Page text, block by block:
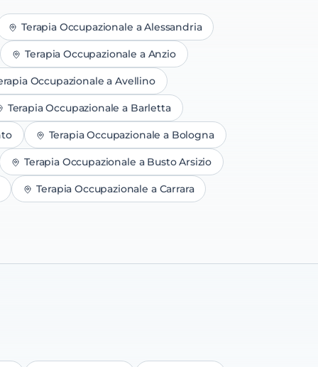
Terapia Occupazionale aAlessandria
Terapia Occupazionale a Anzio
Occupazionale a Avellino
Terapia Occupazionale a Barletta
Terapia Occupazionale a Bologna
Terapia Occupazionale a Busto Arsizio
Terapia Occupazionale a Carrara